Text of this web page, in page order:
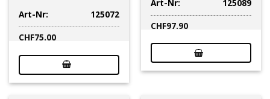
Art-Nr:
125072
CHF75.00
Art-Nr:
125089
CHF97.90